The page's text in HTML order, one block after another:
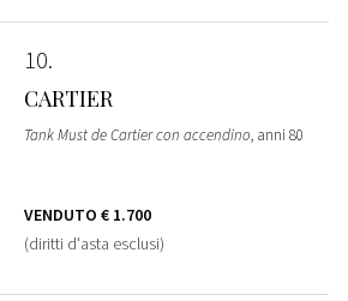
10
CARTIER
Tank Must de Cartier con accendino, anni 80
VENDUTO € 1.700
(diritti d'asta esclusi)